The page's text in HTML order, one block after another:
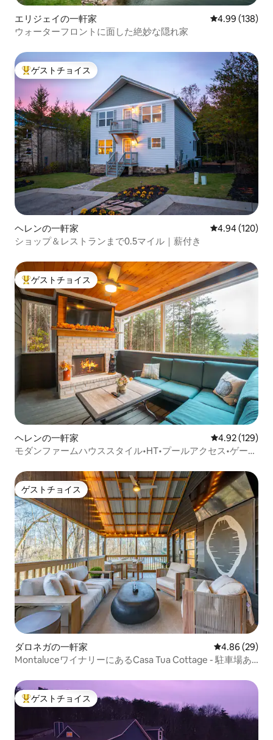
エリジェイの一軒家 レビュー138
4.99 (138)
ウォーターフロントに面した絶妙な隠れ家
大好評のゲストチョイスです。
ゲストチョイス
ヘレンの一軒家 レビュー120
4.94 (120)
ショップ＆レストランまで0.5マイル｜薪付き
大好評のゲストチョイスです。
ゲストチョイス
ヘレンの一軒家 レビュー129
4.92 (129)
モダンファームハウススタイル•HT•プールアクセス•ゲーム
ゲストチョイス
ゲストチョイス
ダロネガの一軒家 レビュー29
4.86 (29)
MontaluceワイナリーにあるCasa Tua Cottage - 駐車場あ
大好評のゲストチョイスです。
ゲストチョイス